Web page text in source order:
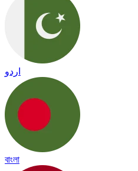
اردو
বাংলা